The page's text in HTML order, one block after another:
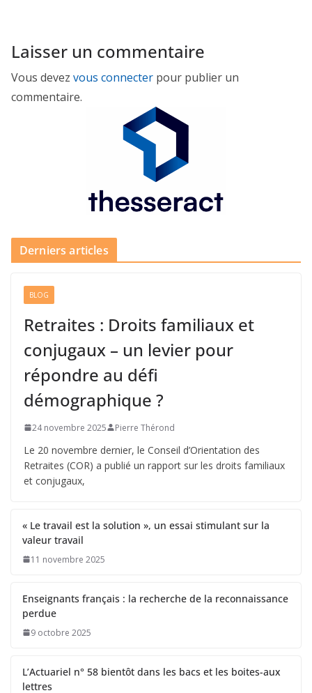
Laisser un commentaire
Vous devez vous connecter pour publier un
commentaire.
Derniers articles
BLOG
Retraites : Droits familiaux et
conjugaux – un levier pour
répondre au défi
démographique ?
24 novembre 2025 Pierre Thérond
Le 20 novembre dernier, le Conseil d’Orientation des
Retraites (COR) a publié un rapport sur les droits familiaux
et conjugaux,
« Le travail est la solution », un essai stimulant sur la
valeur travail
11 novembre 2025
Enseignants français : la recherche de la reconnaissance
perdue
9 octobre 2025
L’Actuariel n° 58 bientôt dans les bacs et les boites-aux
lettres